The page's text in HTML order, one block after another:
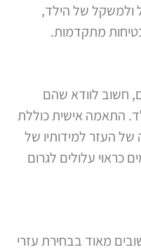
של הילד,
מתקדמות.
חשוב לוודא שהם
התאמה אישית כוללת
העזר למידותיו של
עלולים לגרום
מאוד בבחירת עזרי